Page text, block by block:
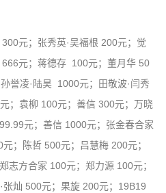
元；张秀英·吴福根 200元；觉
元；蒋德存 100元；董月华 50
誉凌·陆昊 1000元；田敬波·闫秀
；袁柳 100元；善信 300元；万晓
元；善信 1000元；张金春合家
；陈哲 500元；吕慧梅 200元；
方合家 100元；郑力源 100元；
张灿 500元；果旋 200元；19B19